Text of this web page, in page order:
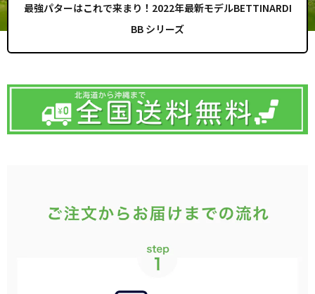
最強パターはこれで来まり！2022年最新モデルBETTINARDI
BB シリーズ